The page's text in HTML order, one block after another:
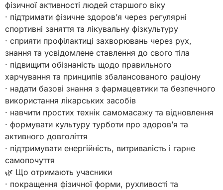
фізичної активності людей старшого віку
· підтримати фізичне здоров’я через регулярні
спортивні заняття та лікувальну фізкультуру
· сприяти профілактиці захворювань через рух,
знання та усвідомлене ставлення до свого тіла
· підвищити обізнаність щодо правильного
харчування та принципів збалансованого раціону
· надати базові знання з фармацевтики та безпечного
використання лікарських засобів
· навчити простих технік самомасажу та відновлення
· формувати культуру турботи про здоров’я та
активного довголіття
· підтримувати енергійність, витривалість і гарне
самопочуття
🌿 Що отримають учасники
· покращення фізичної форми, рухливості та